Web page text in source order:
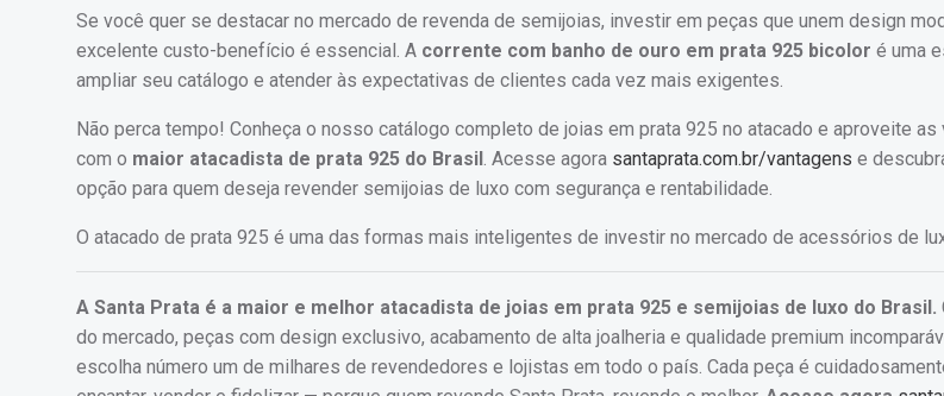
Se você quer se destacar no mercado de revenda de semijoias, investir em peças que unem design
excelente custo-benefício é essencial. A corrente com banho de ouro em prata 925 bicolor é uma
ampliar seu catálogo e atender às expectativas de clientes cada vez mais exigentes.
Não perca tempo! Conheça o nosso catálogo completo de joias em prata 925 no atacado e aproveite as
com o maior atacadista de prata 925 do Brasil. Acesse agora santaprata.com.br/vantagens e
opção para quem deseja revender semijoias de luxo com segurança e rentabilidade.
O atacado de prata 925 é uma das formas mais inteligentes de investir no mercado de acessórios de
A Santa Prata é a maior e melhor atacadista de joias em prata 925 e semijoias de luxo do Brasil.
do mercado, peças com design exclusivo, acabamento de alta joalheria e qualidade premium
escolha número um de milhares de revendedores e lojistas em todo o país. Cada peça é